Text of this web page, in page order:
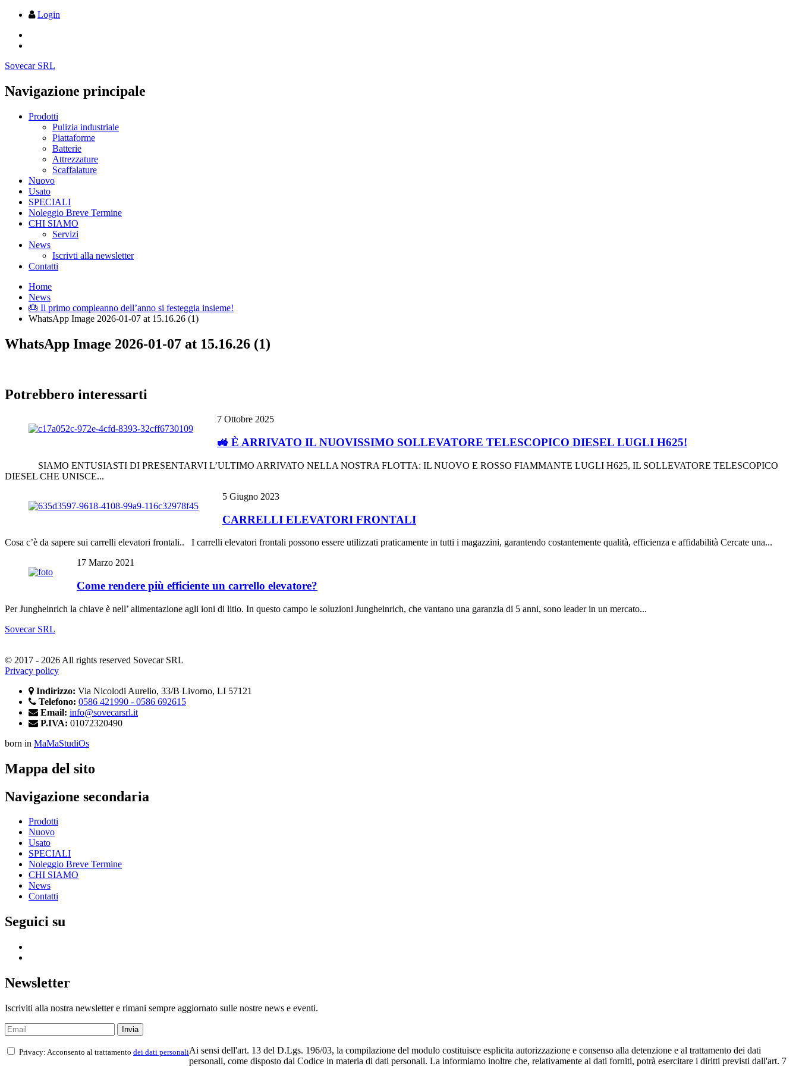
Login
Sovecar SRL
Navigazione principale
Prodotti
Pulizia industriale
Piattaforme
Batterie
Attrezzature
Scaffalature
Nuovo
Usato
SPECIALI
Noleggio Breve Termine
CHI SIAMO
Servizi
News
Iscrivti alla newsletter
Contatti
Home
News
🎂 Il primo compleanno dell’anno si festeggia insieme!
WhatsApp Image 2026-01-07 at 15.16.26 (1)
WhatsApp Image 2026-01-07 at 15.16.26 (1)
Potrebbero interessarti
7 Ottobre 2025
🚜 È ARRIVATO IL NUOVISSIMO SOLLEVATORE TELESCOPICO DIESEL LUGLI H625!
SIAMO ENTUSIASTI DI PRESENTARVI L’ULTIMO ARRIVATO NELLA NOSTRA FLOTTA: IL NUOVO E ROSSO FIAMMANTE LUGLI H625, IL SOLLEVATORE TELESCOPICO
DIESEL CHE UNISCE...
5 Giugno 2023
CARRELLI ELEVATORI FRONTALI
Cosa c’è da sapere sui carrelli elevatori frontali.. I carrelli elevatori frontali possono essere utilizzati praticamente in tutti i magazzini, garantendo costantemente qualità, efficienza e affidabilità Cercate una...
17 Marzo 2021
Come rendere più efficiente un carrello elevatore?
Per Jungheinrich la chiave è nell’ alimentazione agli ioni di litio. In questo campo le soluzioni Jungheinrich, che vantano una garanzia di 5 anni, sono leader in un mercato...
Sovecar SRL
© 2017 - 2026 All rights reserved Sovecar SRL
Privacy policy
Indirizzo: Via Nicolodi Aurelio, 33/B Livorno, LI 57121
Telefono: 0586 421990 - 0586 692615
Email: info@sovecarsrl.it
P.IVA: 01072320490
born in MaMaStudiOs
Mappa del sito
Navigazione secondaria
Prodotti
Nuovo
Usato
SPECIALI
Noleggio Breve Termine
CHI SIAMO
News
Contatti
Seguici su
Newsletter
Iscriviti alla nostra newsletter e rimani sempre aggiornato sulle nostre news e eventi.
Privacy: Acconsento al trattamento dei dati personaliAi sensi dell'art. 13 del D.Lgs. 196/03, la compilazione del modulo costituisce esplicita autorizzazione e consenso alla detenzione e al trattamento dei dati
personali, come disposto dal Codice in materia di dati personali. La informiamo inoltre che, relativamente ai dati forniti, potrà esercitare i diritti previsti dall'art. 7